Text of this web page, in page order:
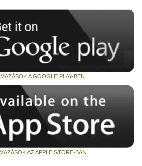
A GOOGLE PLAY-BEN
AZ APPLE STORE-BAN